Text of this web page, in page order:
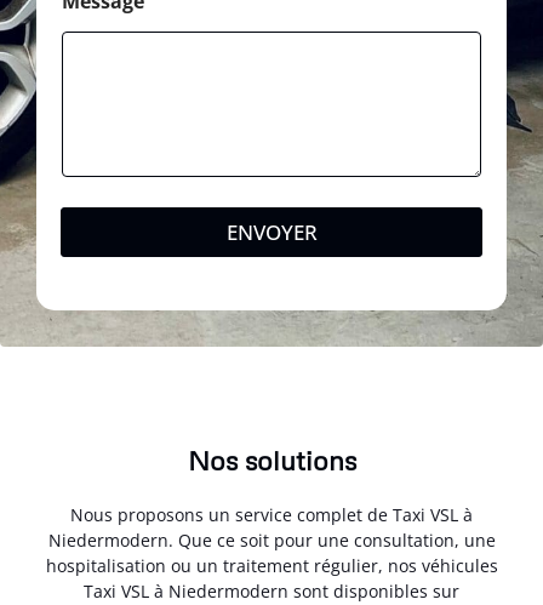
ENVOYER
Nos solutions
Nous proposons un service complet de Taxi VSL à
Niedermodern. Que ce soit pour une consultation, une
hospitalisation ou un traitement régulier, nos véhicules
Taxi VSL à Niedermodern sont disponibles sur